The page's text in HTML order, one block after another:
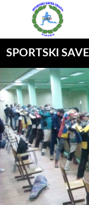
SPORTSKI